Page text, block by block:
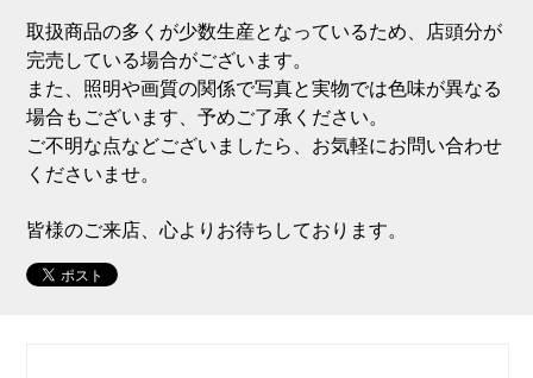
取扱商品の多くが少数生産となっているため、店頭分が
完売している場合がございます。
また、照明や画質の関係で写真と実物では色味が異なる
場合もございます、予めご了承ください。
ご不明な点などございましたら、お気軽にお問い合わせ
くださいませ。
皆様のご来店、心よりお待ちしております。